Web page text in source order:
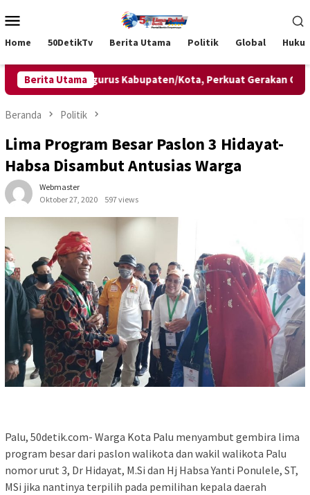
ke
Mobile
Home 50DetikTv Berita Utama Politik Global
Berita Utama
Lima Pengurus Kabupaten/Kota, Perkuat Gerakan Olahraga
Beranda Politik
Lima Program Besar Paslon 3 Hidayat-
Habsa Disambut Antusias Warga
Webmaster
Oktober 27, 2020
597 views
Palu, 50detik.com- Warga Kota Palu menyambut gembira lima
program besar dari paslon walikota dan wakil walikota Palu
nomor urut 3, Dr Hidayat, M.Si dan Hj Habsa Yanti Ponulele, ST,
MSi jika nantinya terpilih pada pemilihan kepala daerah